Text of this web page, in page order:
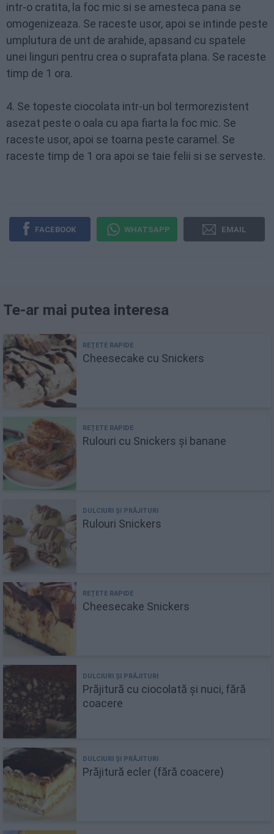
intr-o cratita, la foc mic si se amesteca pana se
omogenizeaza. Se raceste usor, apoi se intinde peste
umplutura de unt de arahide, apasand cu spatele
unei linguri pentru crea o suprafata plana. Se raceste
timp de 1 ora.
4. Se topeste ciocolata intr-un bol termorezistent
asezat peste o oala cu apa fiarta la foc mic. Se
raceste usor, apoi se toarna peste caramel. Se
raceste timp de 1 ora apoi se taie felii si se serveste.
FACEBOOK WHATSAPP EMAIL
Te-ar mai putea interesa
Cheesecake cu Snickers
Rulouri cu Snickers și banane
Rulouri Snickers
Cheesecake Snickers
Prăjitură cu ciocolată și nuci, fără
coacere
Prăjitură ecler (fără coacere)